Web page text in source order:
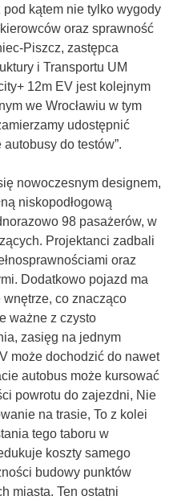
kątem nie tylko wygody
oraz sprawność
Piszcz, zastępca
i Transportu UM
12m EV jest kolejnym
we Wrocławiu w tym
udostępnić
do testów”.
nowoczesnym designem,
niskopodłogową
98 pasażerów, w
Projektanci zadbali
oraz
Dodatkowo pojazd ma
co znacząco
ważne z czysto
zasięg na jednym
może dochodzić do nawet
autobus może kursować
powrotu do zajezdni, Nie
na trasie, To z kolei
tego taboru w
koszty samego
budowy punktów
miasta. Ten ostatni